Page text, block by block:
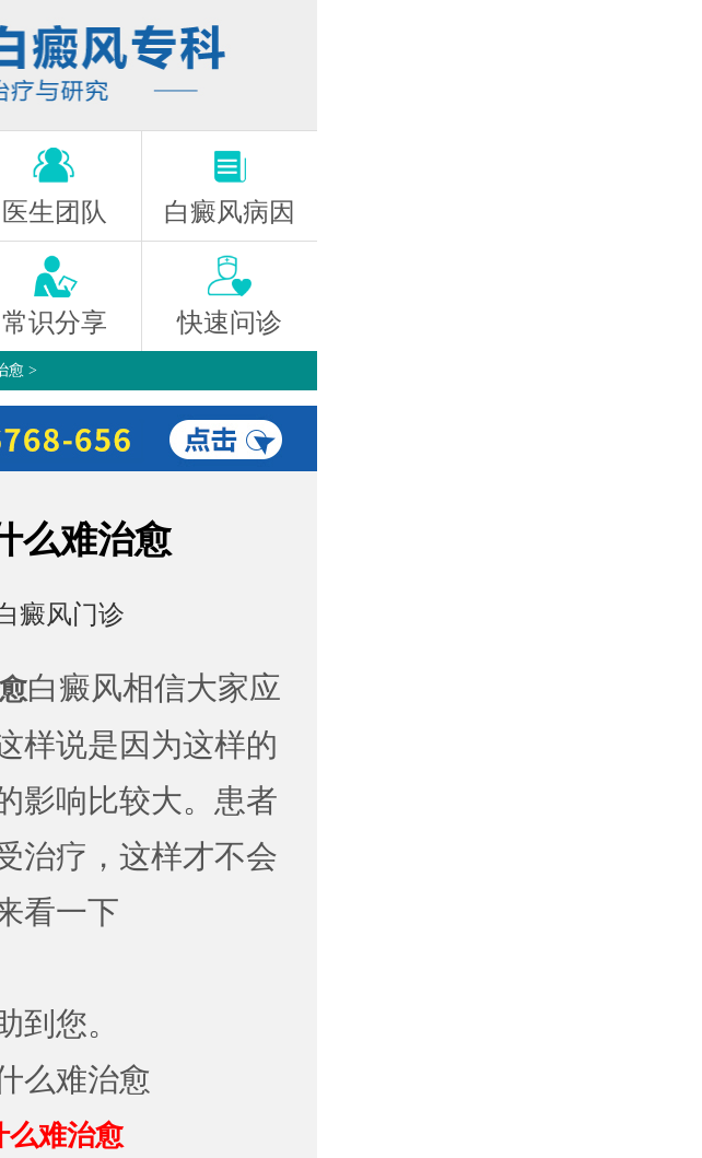
医生团队 白癜风病因
常识分享 快速问诊
愈 >
么难治愈
癜风门诊
白癜风相信大家应
样说是因为这样的
影响比较大。患者
治疗，这样才不会
看一下
到您。
么难治愈